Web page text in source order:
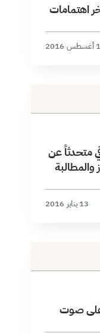
اهتمامات
متحدثاً عن
والمطالبة
13 يناير 2016
على صوت